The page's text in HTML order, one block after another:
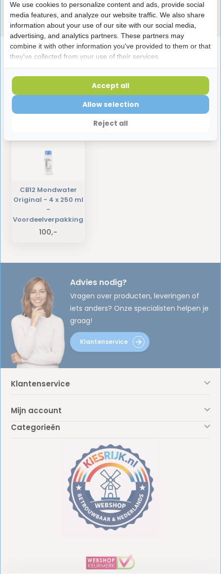
Productomschrijving
Reviews
Stuur e-mail
Laatst bekeken producten
CB12 Mondwater
Original - 4 x 250 ml
-
Voordeelverpakking
100,-
Advies nodig?
Vragen over producten, leveringen of
iets anders? Onze specialisten helpen je
graag!
Klantenservice
Klantenservice
Mijn account
Categorieën
We use cookies to personalize content and ads, provide social
media features, and analyze our website traffic. We also share
information about your use of our site with our social media,
advertising, and analytics partners. These partners may
combine it with other information you've provided to them or that
they've collected from your use of their services.
Reject all
Allow selection
Accept all